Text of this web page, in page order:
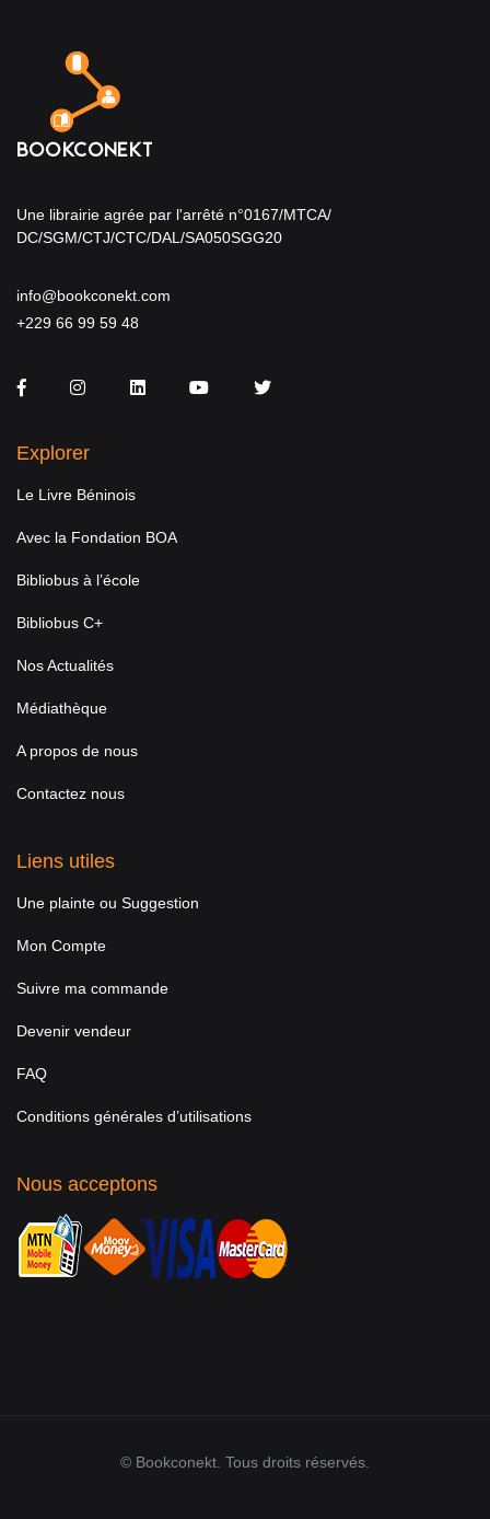
Une librairie agrée par l'arrêté n°0167/MTCA/
DC/SGM/CTJ/CTC/DAL/SA050SGG20
info@bookconekt.com
+229 66 99 59 48
FacebookInstagramLinkedInYou TubeTwitter
Explorer
Le Livre Béninois
Avec la Fondation BOA
Bibliobus à l’école
Bibliobus C+
Nos Actualités
Médiathèque
A propos de nous
Contactez nous
Liens utiles
Une plainte ou Suggestion
Mon Compte
Suivre ma commande
Devenir vendeur
FAQ
Conditions générales d’utilisations
Nous acceptons
© Bookconekt. Tous droits réservés.